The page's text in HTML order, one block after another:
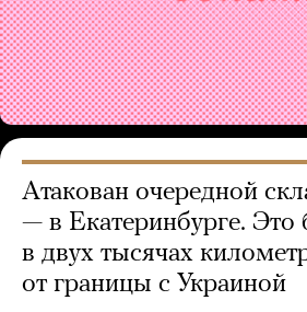
Атакован очередной
— в Екатеринбурге. Это
в двух тысячах
от границы с Украиной